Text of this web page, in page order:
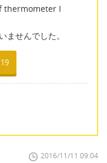
thermometer I
ませんでした。
19
2016/11/11 09:04